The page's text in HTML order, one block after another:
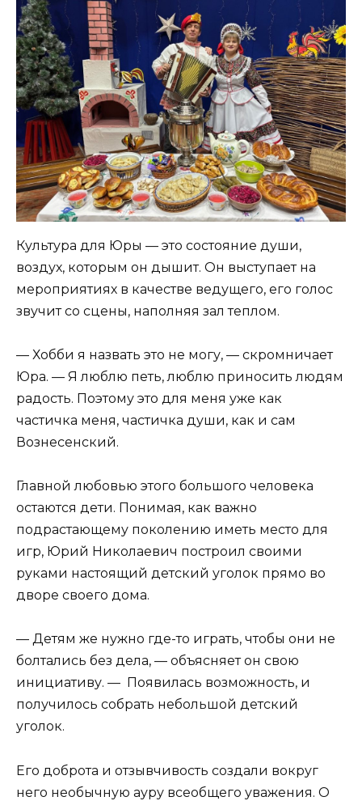
Культура для Юры — это состояние души,
воздух, которым он дышит. Он выступает на
мероприятиях в качестве ведущего, его голос
звучит со сцены, наполняя зал теплом.
— Хобби я назвать это не могу, — скромничает
Юра. — Я люблю петь, люблю приносить людям
радость. Поэтому это для меня уже как
частичка меня, частичка души, как и сам
Вознесенский.
Главной любовью этого большого человека
остаются дети. Понимая, как важно
подрастающему поколению иметь место для
игр, Юрий Николаевич построил своими
руками настоящий детский уголок прямо во
дворе своего дома.
— Детям же нужно где-то играть, чтобы они не
болтались без дела, — объясняет он свою
инициативу. — Появилась возможность, и
получилось собрать небольшой детский
уголок.
Его доброта и отзывчивость создали вокруг
него необычную ауру всеобщего уважения. О